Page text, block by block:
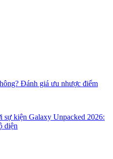
Đánh giá ưu nhược điểm
sự kiện Galaxy Unpacked 2026:
diện